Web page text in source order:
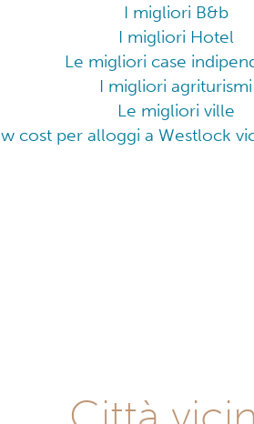
I migliori B&b
I migliori Hotel
Le migliori case
I migliori agriturismi
Le migliori ville
cost per alloggi a Westlock